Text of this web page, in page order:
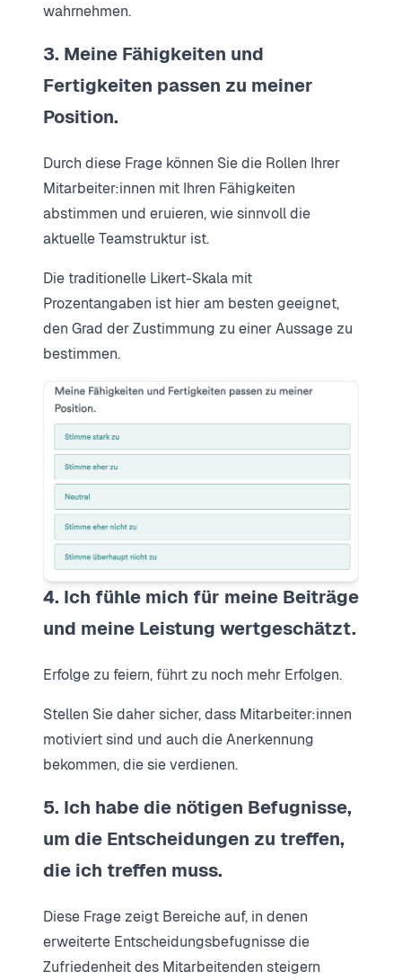
wahrnehmen.
3. Meine Fähigkeiten und
Fertigkeiten passen zu meiner
Position.
Durch diese Frage können Sie die Rollen Ihrer
Mitarbeiter:innen mit Ihren Fähigkeiten
abstimmen und eruieren, wie sinnvoll die
aktuelle Teamstruktur ist.
Die traditionelle Likert-Skala mit
Prozentangaben ist hier am besten geeignet,
den Grad der Zustimmung zu einer Aussage zu
bestimmen.
4. Ich fühle mich für meine Beiträge
und meine Leistung wertgeschätzt.
Erfolge zu feiern, führt zu noch mehr Erfolgen.
Stellen Sie daher sicher, dass Mitarbeiter:innen
motiviert sind und auch die Anerkennung
bekommen, die sie verdienen.
5. Ich habe die nötigen Befugnisse,
um die Entscheidungen zu treffen,
die ich treffen muss.
Diese Frage zeigt Bereiche auf, in denen
erweiterte Entscheidungsbefugnisse die
Zufriedenheit des Mitarbeitenden steigern